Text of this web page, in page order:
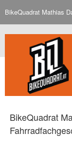
BikeQuadrat Mathias
BikeQuadrat